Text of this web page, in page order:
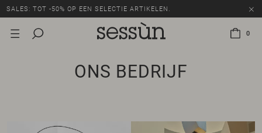
SALES: TOT -50% OP EEN SELECTIE ARTIKELEN.
0
ONS BEDRIJF